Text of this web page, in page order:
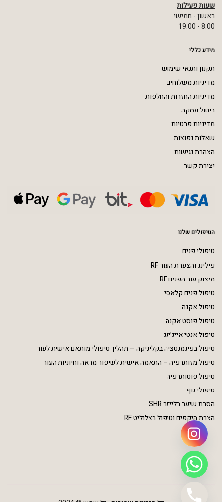
שעות פעילות
ראשון - חמישי
8:00 - 19:00
מידע כללי
תקנון ותנאי שימוש
מדיניות משלוחים
מדיניות החזרות והחלפות
ביטול עסקה
מדיניות פרטיות
שאלות נפוצות
הצהרת נגישות
יצירת קשר
הטיפולים שלנו
טיפולי פנים
פילינג והצערת העור RF
מיצוק עור הפנים RF
טיפול פנים קלאסי
טיפול אקנה
טיפול פוסט אקנה
טיפול אנטי אייג’ינג
טיפול בפיגמנטציה בקליניקה – תהליך טיפולי מותאם אישית לעור
טיפול מזותרפיה – התאמה אישית לשיפור מראה וחיוניות העור
טיפול פוטותרפיה
טיפולי גוף
הסרת שיער בלייזר SHR
הצרת היקפים וטיפול בצלוליט RF